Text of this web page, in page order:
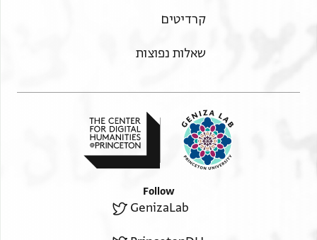
קרדיטים
שאלות נפוצות
Follow
GenizaLab